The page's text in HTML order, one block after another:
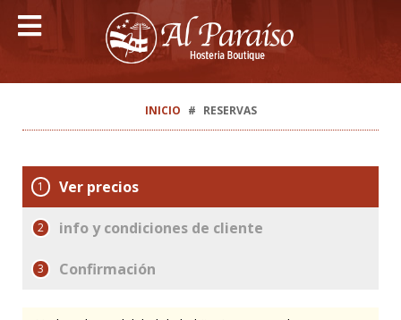
INICIO RESERVAS
1 Ver precios
2 info y condiciones de cliente
3 Confirmación